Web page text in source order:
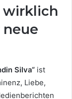
wirklich
Silva“ ist
Liebe,